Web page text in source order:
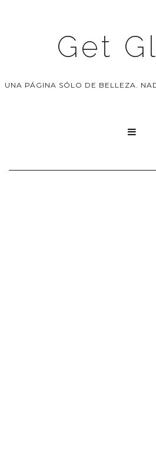
Get
UNA PÁGINA SÓLO DE BELLEZA.
